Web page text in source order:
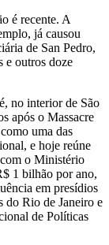
é recente. A
já causou
de San Pedro,
e outros doze
no interior de São
após o Massacre
uma das
e hoje reúne
o Ministério
1 bilhão por ano,
em presídios
do Rio de Janeiro e
de Políticas